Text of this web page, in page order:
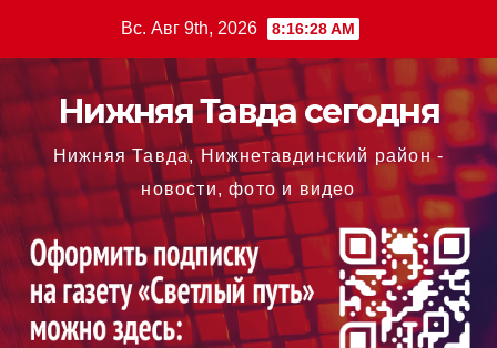
содержимому
Вс. Авг 9th, 2026 8:16:30 AM
Нижняя Тавда сегодня
Нижняя Тавда, Нижнетавдинский район -
новости, фото и видео